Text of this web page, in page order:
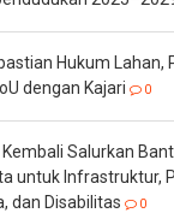
Hukum Lahan,
dengan Kajari
0
Salurkan
untuk Infrastruktur,
dan Disabilitas
0